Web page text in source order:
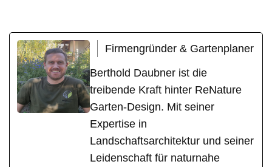
Firmengründer & Gartenplaner
Berthold Daubner ist die
treibende Kraft hinter ReNature
Garten-Design. Mit seiner
Expertise in
Landschaftsarchitektur und seiner
Leidenschaft für naturnahe